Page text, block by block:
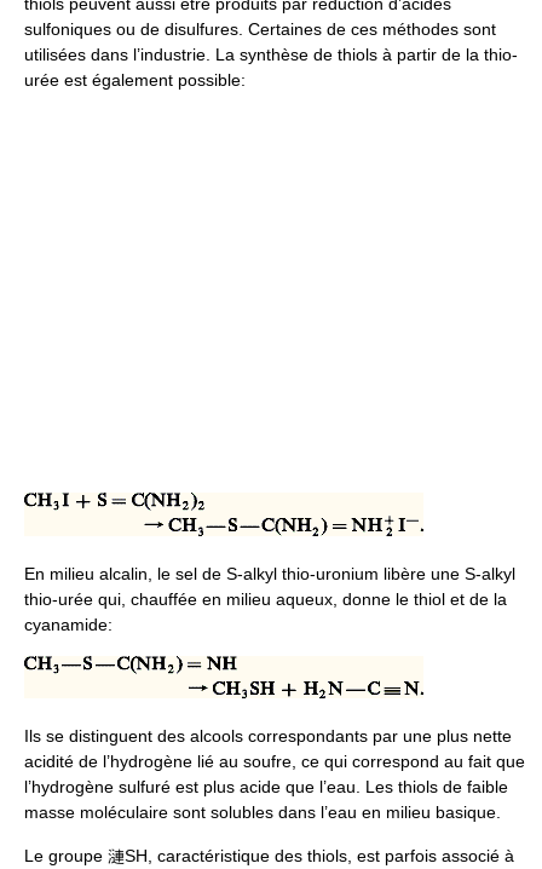
sulfoniques ou de disulfures. Certaines de ces méthodes sont
utilisées dans l’industrie. La synthèse de thiols à partir de la thio-
urée est également possible:
En milieu alcalin, le sel de S-alkyl thio-uronium libère une S-alkyl
thio-urée qui, chauffée en milieu aqueux, donne le thiol et de la
cyanamide:
Ils se distinguent des alcools correspondants par une plus nette
acidité de l’hydrogène lié au soufre, ce qui correspond au fait que
l’hydrogène sulfuré est plus acide que l’eau. Les thiols de faible
masse moléculaire sont solubles dans l’eau en milieu basique.
Le groupe 漣SH, caractéristique des thiols, est parfois associé à